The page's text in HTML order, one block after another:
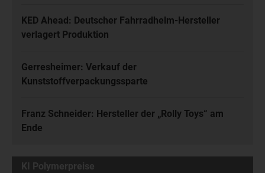
KED Ahead: Deutscher Fahrradhelm-Hersteller
verlagert Produktion
Gerresheimer: Verkauf der
Kunststoffverpackungssparte
Franz Schneider: Hersteller der „Rolly Toys“ am
Ende
KI Polymerpreise